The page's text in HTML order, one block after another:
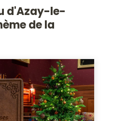
d'Azay-le-
de la